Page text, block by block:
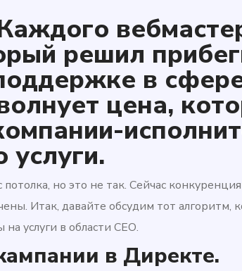
решил
в
цена,
услуги.
но это не так. Сейчас
Итак, давайте обсудим тот алгоритм,
услуги в области СЕО.
в Директе.